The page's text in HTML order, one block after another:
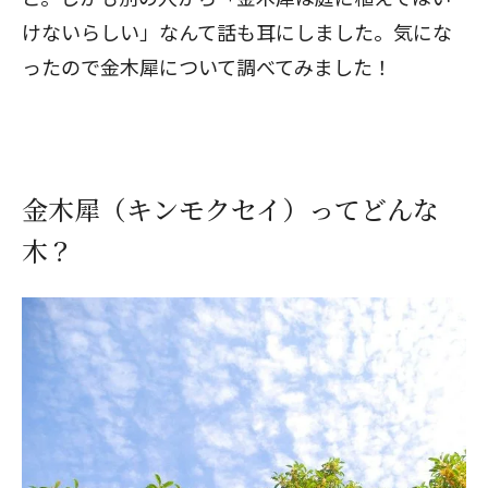
けないらしい」なんて話も耳にしました。気にな
ったので金木犀について調べてみました！
金木犀（キンモクセイ）ってどんな
木？